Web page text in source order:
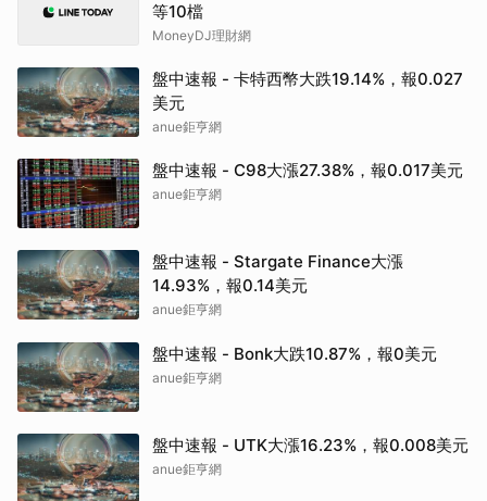
等10檔
MoneyDJ理財網
盤中速報 - 卡特西幣大跌19.14%，報0.027
美元
anue鉅亨網
盤中速報 - C98大漲27.38%，報0.017美元
anue鉅亨網
盤中速報 - Stargate Finance大漲
14.93%，報0.14美元
anue鉅亨網
盤中速報 - Bonk大跌10.87%，報0美元
anue鉅亨網
盤中速報 - UTK大漲16.23%，報0.008美元
anue鉅亨網